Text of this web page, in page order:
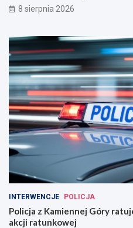
8 sierpnia 2026
INTERWENCJE POLICJA
Policja z Kamiennej Góry
akcji ratunkowej